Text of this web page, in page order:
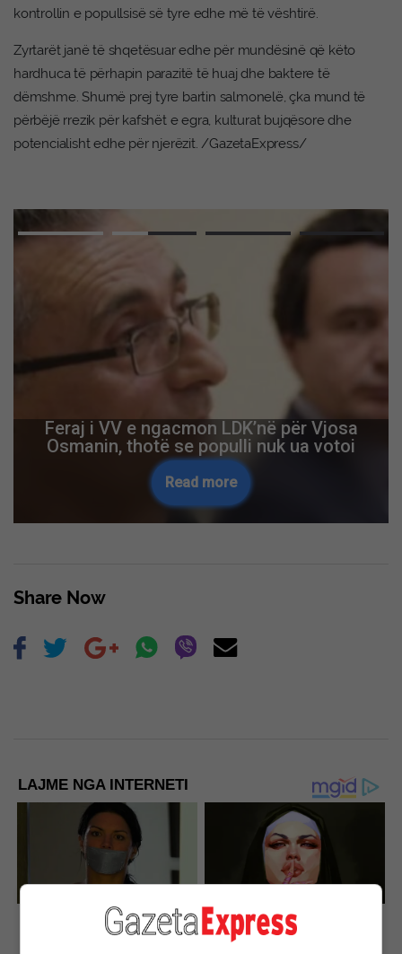
kontrollin e popullsisë së tyre edhe më të vështirë.
Zyrtarët janë të shqetësuar edhe për mundësinë që këto
hardhuca të përhapin parazitë të huaj dhe baktere të
dëmshme. Shumë prej tyre bartin salmonelë, çka mund të
përbëjë rrezik për kafshët e egra, kulturat bujqësore dhe
potencialisht edhe për njerëzit. /GazetaExpress/
Feraj i VV e ngacmon LDK’në për Vjosa
Osmanin, thotë se populli nuk ua votoi
Read more
Share Now
LAJME NGA INTERNETI
How Did They Get Gina
Carano To Take It All Back?
Hidden Sins: 15 Bible
Prohibited Acts We All